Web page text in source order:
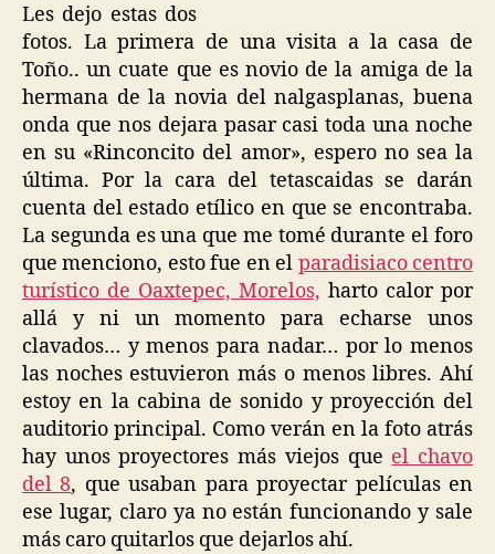
Les dejo estas dos
fotos. La primera de una visita a la casa de
Toño.. un cuate que es novio de la amiga de la
hermana de la novia del nalgasplanas, buena
onda que nos dejara pasar casi toda una noche
en su «Rinconcito del amor», espero no sea la
última. Por la cara del tetascaidas se darán
cuenta del estado etílico en que se encontraba.
La segunda es una que me tomé durante el foro
que menciono, esto fue en el paradisiaco centro
turístico de Oaxtepec, Morelos, harto calor por
allá y ni un momento para echarse unos
clavados… y menos para nadar… por lo menos
las noches estuvieron más o menos libres. Ahí
estoy en la cabina de sonido y proyección del
auditorio principal. Como verán en la foto atrás
hay unos proyectores más viejos que el chavo
del 8, que usaban para proyectar películas en
ese lugar, claro ya no están funcionando y sale
más caro quitarlos que dejarlos ahí.